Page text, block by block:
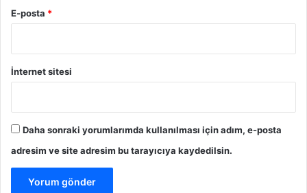
E-posta *
İnternet sitesi
Daha sonraki yorumlarımda kullanılması için adım, e-posta
adresim ve site adresim bu tarayıcıya kaydedilsin.